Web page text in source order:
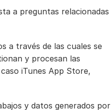
a preguntas relacionadas
a través de las cuales se
y procesan las
iTunes App Store,
y datos generados por